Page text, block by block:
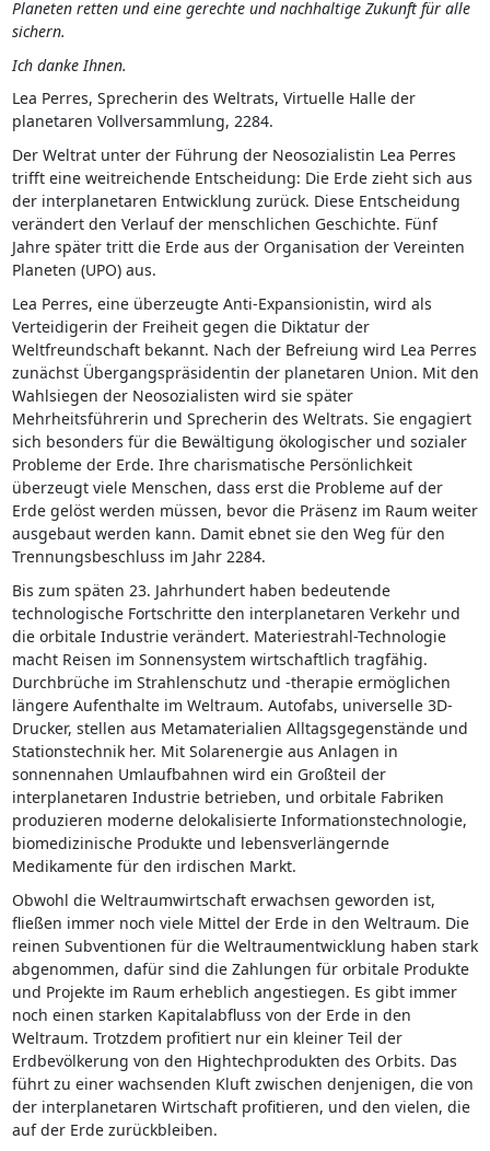
Planeten retten und eine gerechte und nachhaltige Zukunft für alle
sichern.
Ich danke Ihnen.
Lea Perres, Sprecherin des Weltrats, Virtuelle Halle der
planetaren Vollversammlung, 2284.
Der Weltrat unter der Führung der Neosozialistin Lea Perres
trifft eine weitreichende Entscheidung: Die Erde zieht sich aus
der interplanetaren Entwicklung zurück. Diese Entscheidung
verändert den Verlauf der menschlichen Geschichte. Fünf
Jahre später tritt die Erde aus der Organisation der Vereinten
Planeten (UPO) aus.
Lea Perres, eine überzeugte Anti-Expansionistin, wird als
Verteidigerin der Freiheit gegen die Diktatur der
Weltfreundschaft bekannt. Nach der Befreiung wird Lea Perres
zunächst Übergangspräsidentin der planetaren Union. Mit den
Wahlsiegen der Neosozialisten wird sie später
Mehrheitsführerin und Sprecherin des Weltrats. Sie engagiert
sich besonders für die Bewältigung ökologischer und sozialer
Probleme der Erde. Ihre charismatische Persönlichkeit
überzeugt viele Menschen, dass erst die Probleme auf der
Erde gelöst werden müssen, bevor die Präsenz im Raum weiter
ausgebaut werden kann. Damit ebnet sie den Weg für den
Trennungsbeschluss im Jahr 2284.
Bis zum späten 23. Jahrhundert haben bedeutende
technologische Fortschritte den interplanetaren Verkehr und
die orbitale Industrie verändert. Materiestrahl-Technologie
macht Reisen im Sonnensystem wirtschaftlich tragfähig.
Durchbrüche im Strahlenschutz und -therapie ermöglichen
längere Aufenthalte im Weltraum. Autofabs, universelle 3D-
Drucker, stellen aus Metamaterialien Alltagsgegenstände und
Stationstechnik her. Mit Solarenergie aus Anlagen in
sonnennahen Umlaufbahnen wird ein Großteil der
interplanetaren Industrie betrieben, und orbitale Fabriken
produzieren moderne delokalisierte Informationstechnologie,
biomedizinische Produkte und lebensverlängernde
Medikamente für den irdischen Markt.
Obwohl die Weltraumwirtschaft erwachsen geworden ist,
fließen immer noch viele Mittel der Erde in den Weltraum. Die
reinen Subventionen für die Weltraumentwicklung haben stark
abgenommen, dafür sind die Zahlungen für orbitale Produkte
und Projekte im Raum erheblich angestiegen. Es gibt immer
noch einen starken Kapitalabfluss von der Erde in den
Weltraum. Trotzdem profitiert nur ein kleiner Teil der
Erdbevölkerung von den Hightechprodukten des Orbits. Das
führt zu einer wachsenden Kluft zwischen denjenigen, die von
der interplanetaren Wirtschaft profitieren, und den vielen, die
auf der Erde zurückbleiben.